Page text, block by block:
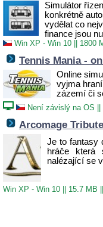
Simulátor
konkrétně
vydělat co
finance jsou
Win XP - Win 10 1800
Tennis Mania -
Online
vyjma
zázemí či
Není závislý na OS
Arcomage
Je to fantasy
hráče která
nalézající se
Win XP - Win 10 15.7 MB